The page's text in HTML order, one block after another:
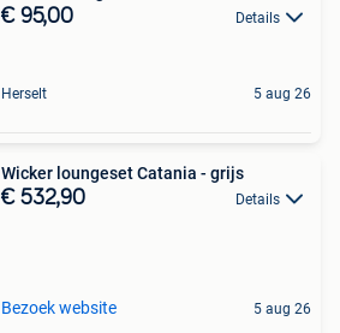
€ 95,00 Details
Herselt 5 aug 26
Wicker loungeset Catania - grijs
€ 532,90 Details
Bezoek website 5 aug 26